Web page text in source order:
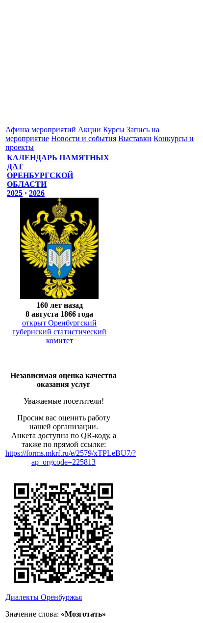
Афиша мероприятий Акции Курсы Запись на
мероприятие Новости и события Выставки Конкурсы и
проекты
КАЛЕНДАРЬ ПАМЯТНЫХ
ДАТ
ОРЕНБУРГСКОЙ
ОБЛАСТИ
2025 · 2026
160 лет назад
8 августа 1866 года
открыт Оренбургский
губернский статистический
комитет
Независимая оценка качества
оказания услуг
Уважаемые посетители!
Просим вас оценить работу
нашей организации.
Анкета доступна по QR-коду, а
также по прямой ссылке:
https://forms.mkrf.ru/e/2579/xTPLeBU7/?
ap_orgcode=225813
Диалекты Оренбуржья
Значение слова: «Мозготать»